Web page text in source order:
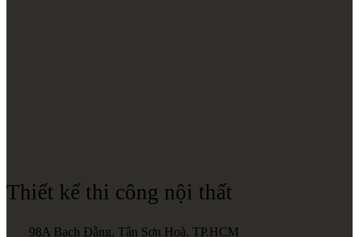
Thiết kế thi công nội thất
98A Bạch Đằng, Tân Sơn Hoà, TP.HCM